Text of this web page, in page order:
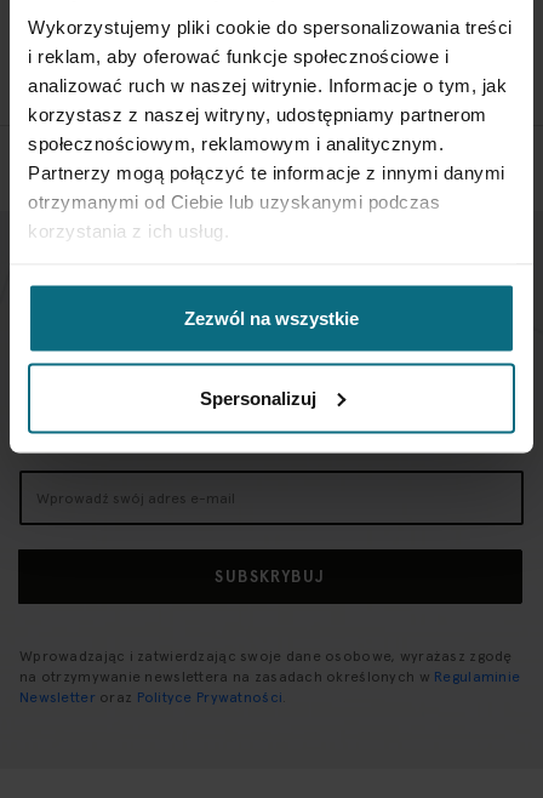
Wykorzystujemy pliki cookie do spersonalizowania treści
i reklam, aby oferować funkcje społecznościowe i
analizować ruch w naszej witrynie. Informacje o tym, jak
korzystasz z naszej witryny, udostępniamy partnerom
społecznościowym, reklamowym i analitycznym.
Partnerzy mogą połączyć te informacje z innymi danymi
otrzymanymi od Ciebie lub uzyskanymi podczas
korzystania z ich usług.
Zezwól na wszystkie
Spersonalizuj
Aby zwrócić obiekt skontaktuj się z Biurem Obsługi w ciągu 3
dni od otrzymania przesyłki
SPRAWDŹ SZCZEGÓŁY
NEWSLETTER
Jeśli chcesz otrzymywać aktualne informacje
dotyczące oferty Desa Home - zapisz się do naszego
nasz
SUBSKRYBUJ
Wprowadzając i zatwierdzając swoje dane osobowe, wyrażasz zgodę
na otrzymywanie newslettera na zasadach określonych w Regulaminie
Newsletter oraz Polityce Prywatności.